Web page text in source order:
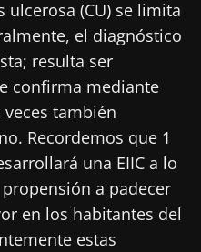
(CU) se limita
el diagnóstico
resulta ser
confirma mediante
también
Recordemos que 1
una EIIC a lo
a padecer
en los habitantes del
estas